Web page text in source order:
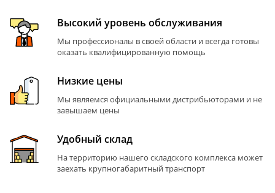
Высокий уровень обслуживания
Мы профессионалы в своей области и всегда готовы
оказать квалифицированную помощь
Низкие цены
Мы являемся официальными дистрибьюторами и не
завышаем цены
Удобный склад
На территорию нашего складского комплекса может
заехать крупногабаритный транспорт